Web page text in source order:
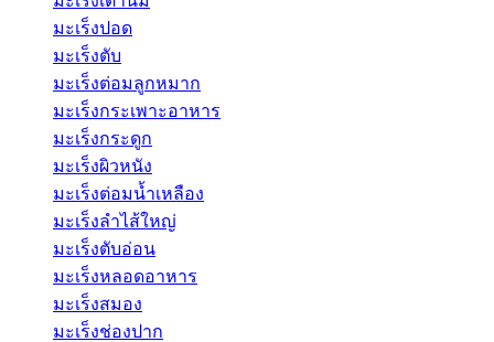
มะเร็งปอด
มะเร็งตับ
มะเร็งต่อมลูกหมาก
มะเร็งกระเพาะอาหาร
มะเร็งกระดูก
มะเร็งผิวหนัง
มะเร็งต่อมน้ำเหลือง
มะเร็งลำไส้ใหญ่
มะเร็งตับอ่อน
มะเร็งหลอดอาหาร
มะเร็งสมอง
มะเร็งช่องปาก